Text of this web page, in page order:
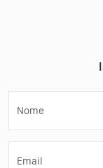
Nome
Email